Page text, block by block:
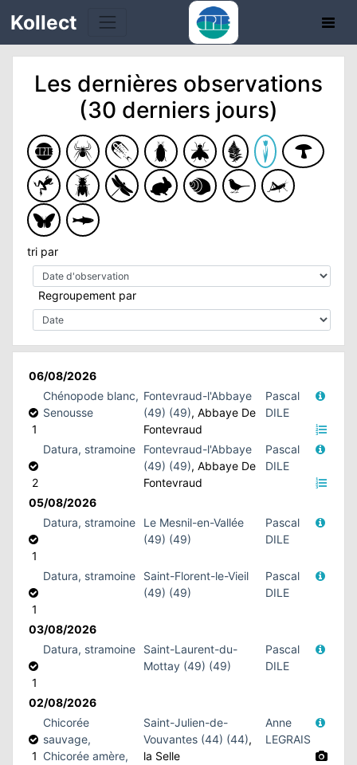
Kollect
Les dernières observations
(30 derniers jours)
tri par
Regroupement par
06/08/2026
1
Chénopode blanc,
Senousse
Fontevraud-l'Abbaye
(49) (49), Abbaye De
Fontevraud
Pascal
DILE
2
Datura, stramoine
Fontevraud-l'Abbaye
(49) (49), Abbaye De
Fontevraud
Pascal
DILE
05/08/2026
1
Datura, stramoine
Le Mesnil-en-Vallée
(49) (49)
Pascal
DILE
1
Datura, stramoine
Saint-Florent-le-Vieil
(49) (49)
Pascal
DILE
03/08/2026
1
Datura, stramoine
Saint-Laurent-du-
Mottay (49) (49)
Pascal
DILE
02/08/2026
1
Chicorée
sauvage,
Chicorée amère,
Saint-Julien-de-
Vouvantes (44) (44),
la Selle
Anne
LEGRAIS